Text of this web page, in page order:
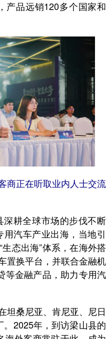
产品远销120多个国家和
正在听取业内人士交流
耕全球市场的步伐不断
汽车产业出海，当地引
态出海”体系，在海外搭
置换平台，并联合金融机
等金融产品，助力专用汽
桑尼亚、肯尼亚、尼日
2025年，到访梁山县的